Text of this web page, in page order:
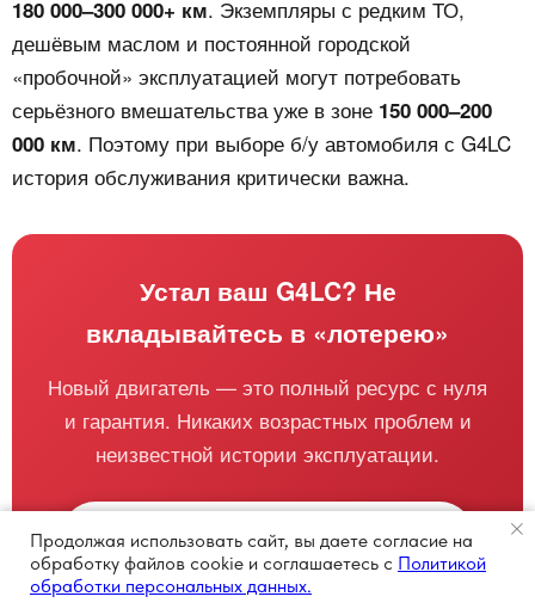
180 000–300 000+ км. Экземпляры с редким ТО,
дешёвым маслом и постоянной городской
«пробочной» эксплуатацией могут потребовать
серьёзного вмешательства уже в зоне 150 000–200
000 км. Поэтому при выборе б/у автомобиля с G4LC
история обслуживания критически важна.
Устал ваш G4LC? Не
вкладывайтесь в «лотерею»
Новый двигатель — это полный ресурс с нуля
и гарантия. Никаких возрастных проблем и
неизвестной истории эксплуатации.
Купить новый двигатель G4LC →
Продолжая использовать сайт, вы даете согласие на
обработку файлов cookie и соглашаетесь с Политикой
обработки персональных данных.